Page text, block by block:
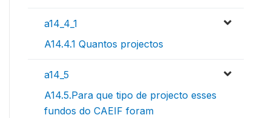
a14_4_1
A14.4.1 Quantos projectos
a14_5
A14.5.Para que tipo de projecto esses
fundos do CAEIF foram